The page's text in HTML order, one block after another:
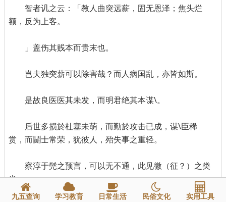
智者讥之云：「教人曲突远薪，固无恩泽；焦头烂
额，反为上客。
」盖伤其贱本而贵末也。
岂夫独突薪可以除害哉？而人病国乱，亦皆如斯。
是故良医医其未发，而明君绝其本谋\。
后世多损於杜塞未萌，而勤於攻击已成，谋\臣稀
赏，而鬭士常荣，犹彼人，殆失事之重轻。
察淳于髡之预言，可以无不通，此见微（征？）之类
也。
九五查询 学习教育 日常生活 民俗文化 实用工具